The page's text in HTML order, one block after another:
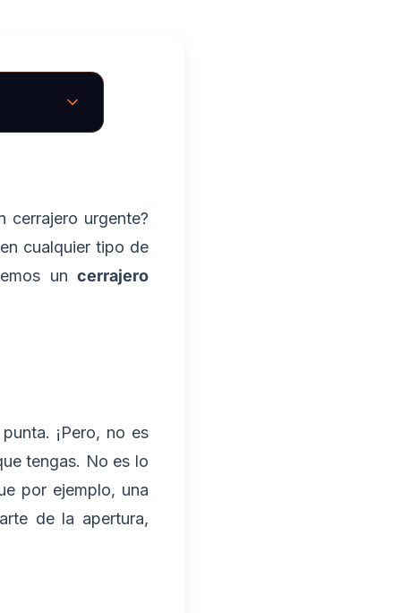
cerrajero urgente?
cualquier tipo de
un cerrajero
¡Pero, no es
tengas. No es lo
por ejemplo, una
de la apertura,